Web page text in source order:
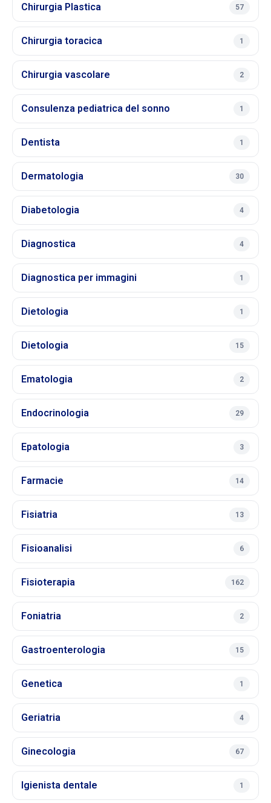
Chirurgia Plastica 57
Chirurgia toracica 1
Chirurgia vascolare 2
Consulenza pediatrica del sonno 1
Dentista 1
Dermatologia 30
Diabetologia 4
Diagnostica 4
Diagnostica per immagini 1
Dietologia 1
Dietologia 15
Ematologia 2
Endocrinologia 29
Epatologia 3
Farmacie 14
Fisiatria 13
Fisioanalisi 6
Fisioterapia 162
Foniatria 2
Gastroenterologia 15
Genetica 1
Geriatria 4
Ginecologia 67
Igienista dentale 1